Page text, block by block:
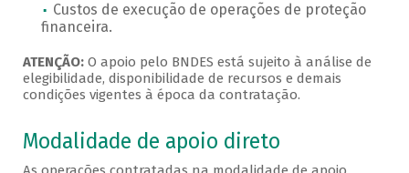
Custos de execução de operações de proteção
financeira.
ATENÇÃO:O apoio pelo BNDES está sujeito à análise de
elegibilidade, disponibilidade de recursos e demais
condições vigentes à época da contratação.
Modalidade de apoio direto